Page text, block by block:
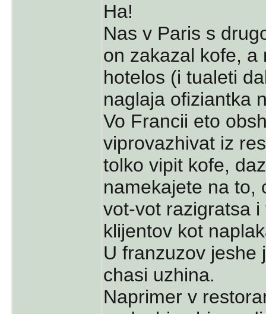
Ha!
Nas v Paris s
on zakazal kofe, a
hotelos (i tualeti
naglaja ofiziantka
Vo Francii eto
viprovazhivat iz
tolko vipit kofe,
namekajete na to,
vot-vot razigratsa
klijentov kot
U franzuzov jeshe
chasi uzhina.
Naprimer v